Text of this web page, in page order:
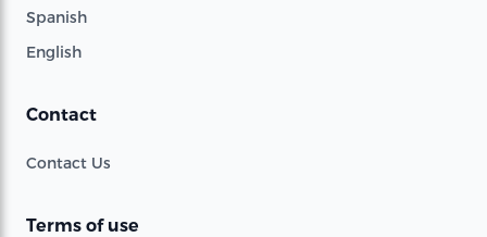
Spanish
English
Contact
Contact Us
Terms of use